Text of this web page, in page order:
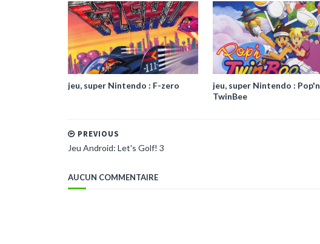
jeu, super Nintendo : F-zero
jeu, super Nintendo : Pop'n
TwinBee
PREVIOUS
Jeu Android: Let's Golf! 3
AUCUN COMMENTAIRE